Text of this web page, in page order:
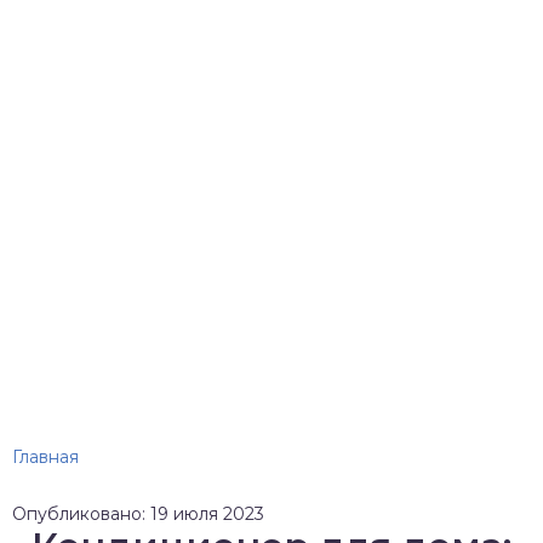
Главная
Опубликовано: 19 июля 2023